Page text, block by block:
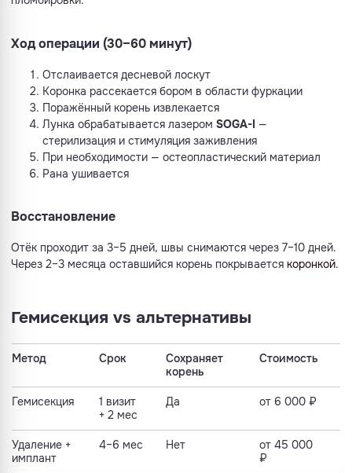
Ход операции (30–60 минут)
Отслаивается десневой лоскут
Коронка рассекается бором в области фуркации
Поражённый корень извлекается
Лунка обрабатывается лазером SOGA-I —
стерилизация и стимуляция заживления
При необходимости — остеопластический материал
Рана ушивается
Восстановление
Отёк проходит за 3–5 дней, швы снимаются через 7–10 дней.
Через 2–3 месяца оставшийся корень покрывается коронкой.
Гемисекция vs альтернативы
Метод Срок
Сохраняет
корень
Стоимость
Гемисекция
1 визит
+ 2 мес
Да от 6 000 ₽
Удаление +
имплант
4–6 мес Нет
от 45 000
₽